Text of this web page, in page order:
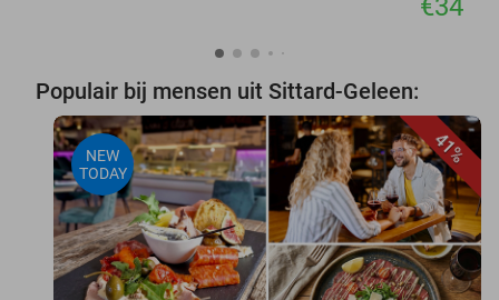
€34
Populair bij mensen uit Sittard-Geleen:
41%
NEW
TODAY